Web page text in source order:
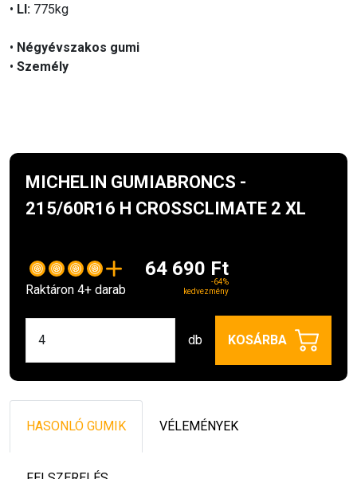
• LI: 775kg
• Négyévszakos gumi
• Személy
MICHELIN GUMIABRONCS -
215/60R16 H CROSSCLIMATE 2 XL
Raktáron 4+ darab
64 690 Ft
-64%
kedvezmény
db KOSÁRBA
HASONLÓ GUMIK VÉLEMÉNYEK